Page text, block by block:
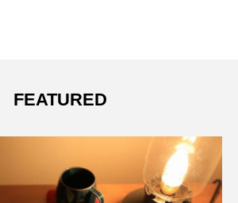
FEATURED